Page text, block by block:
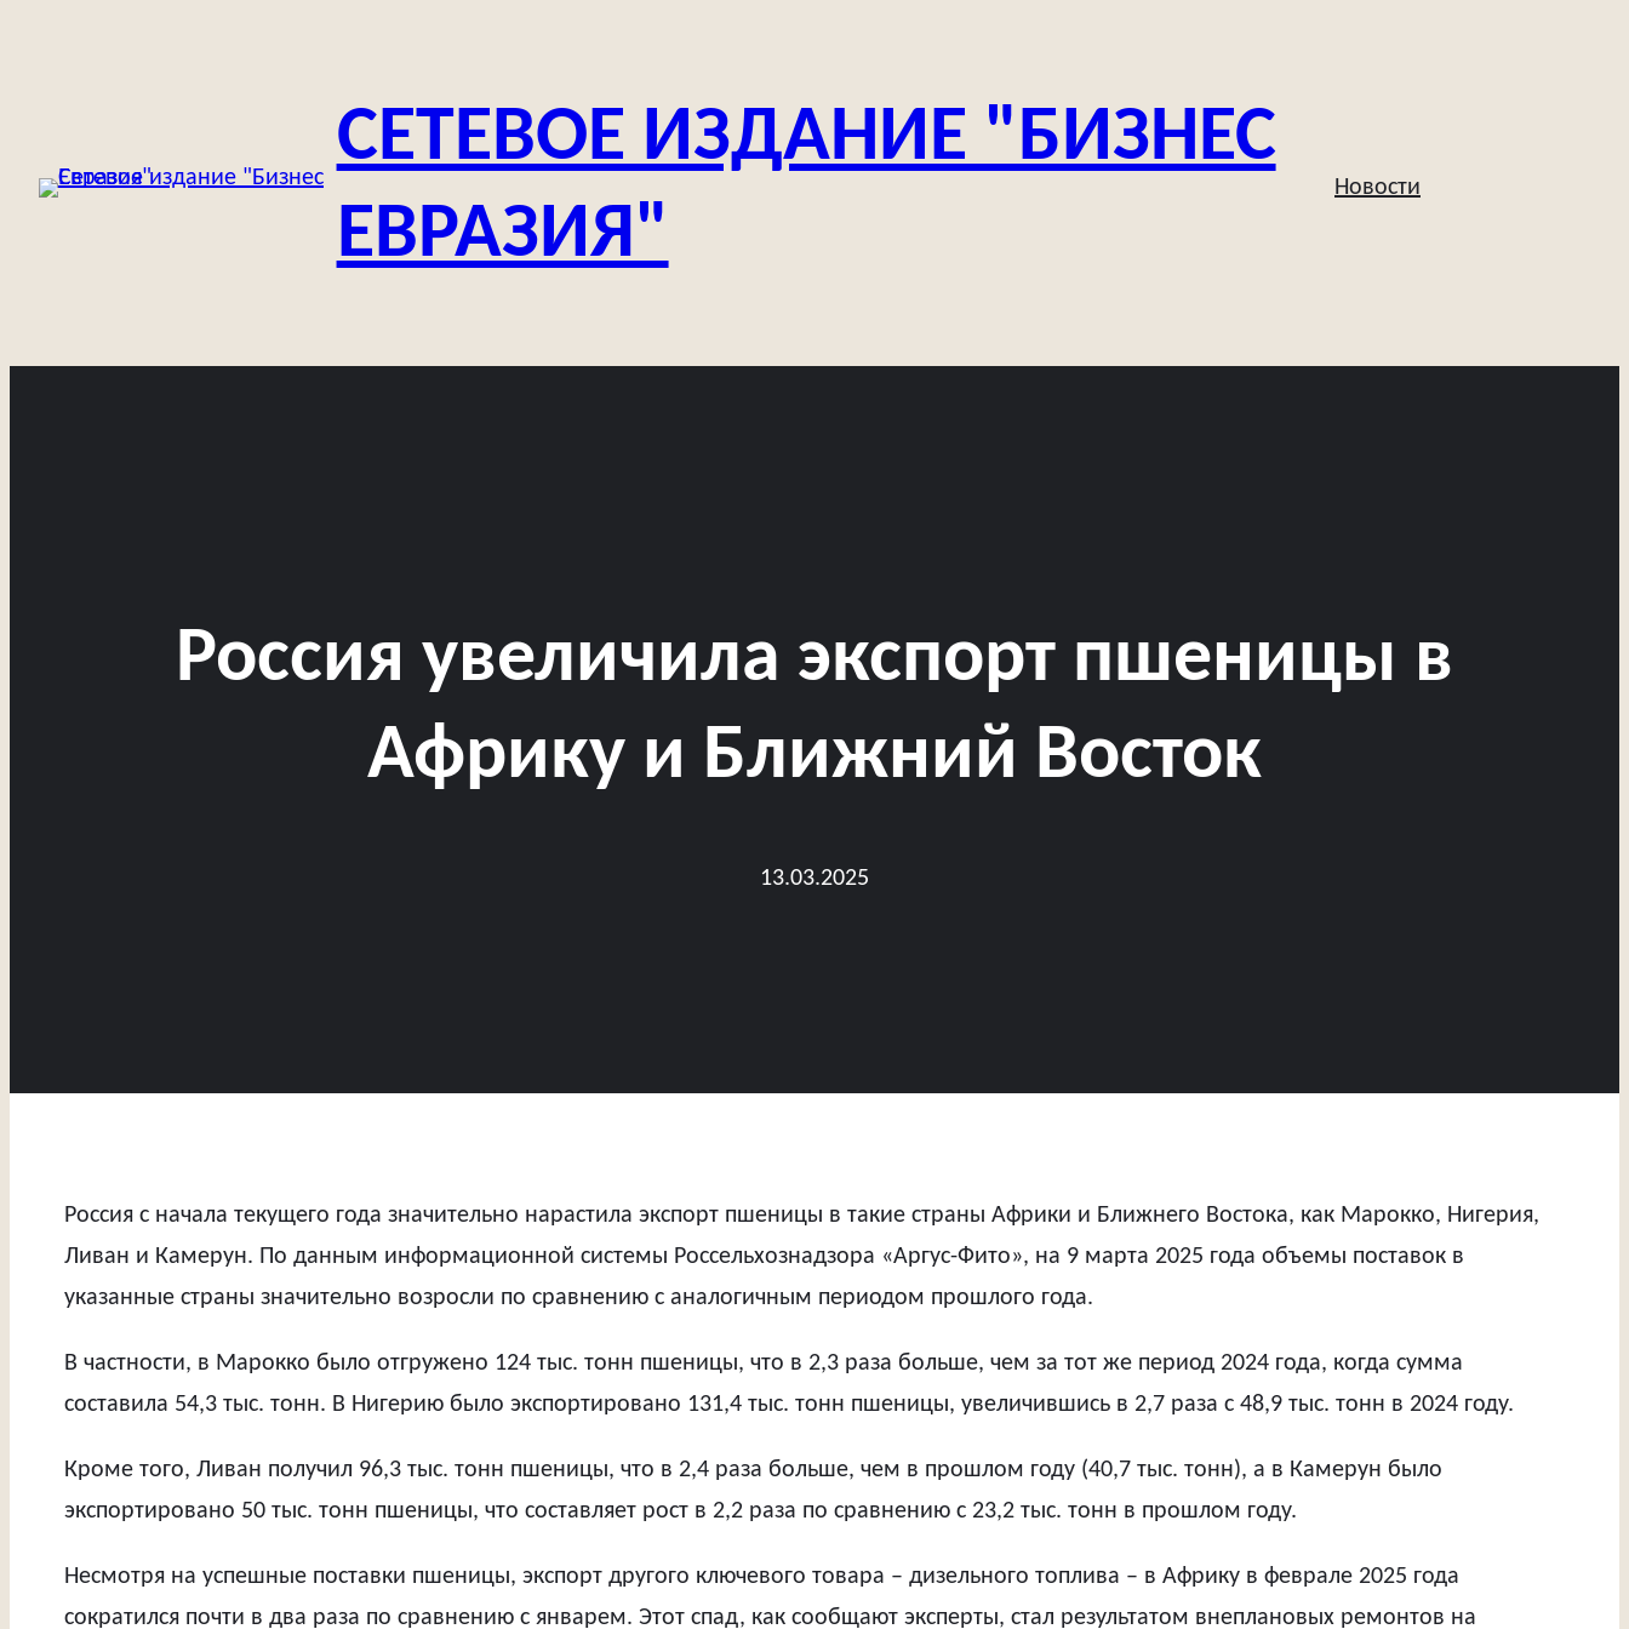
СЕТЕВОЕ ИЗДАНИЕ "БИЗНЕС
ЕВРАЗИЯ"
Новости
Россия увеличила экспорт пшеницы в
Африку и Ближний Восток
13.03.2025
Россия с начала текущего года значительно нарастила экспорт пшеницы в такие страны Африки и Ближнего Востока, как Марокко, Нигерия,
Ливан и Камерун. По данным информационной системы Россельхознадзора «Аргус-Фито», на 9 марта 2025 года объемы поставок в
указанные страны значительно возросли по сравнению с аналогичным периодом прошлого года.
В частности, в Марокко было отгружено 124 тыс. тонн пшеницы, что в 2,3 раза больше, чем за тот же период 2024 года, когда сумма
составила 54,3 тыс. тонн. В Нигерию было экспортировано 131,4 тыс. тонн пшеницы, увеличившись в 2,7 раза с 48,9 тыс. тонн в 2024 году.
Кроме того, Ливан получил 96,3 тыс. тонн пшеницы, что в 2,4 раза больше, чем в прошлом году (40,7 тыс. тонн), а в Камерун было
экспортировано 50 тыс. тонн пшеницы, что составляет рост в 2,2 раза по сравнению с 23,2 тыс. тонн в прошлом году.
Несмотря на успешные поставки пшеницы, экспорт другого ключевого товара – дизельного топлива – в Африку в феврале 2025 года
сократился почти в два раза по сравнению с январем. Этот спад, как сообщают эксперты, стал результатом внеплановых ремонтов на